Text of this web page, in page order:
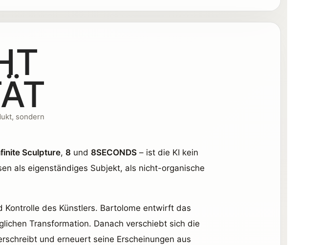
sondern
Sculpture, 8 und 8SECONDS – ist die KI kein
als eigenständiges Subjekt, als nicht-organische
des Künstlers. Bartolome entwirft das
Transformation. Danach verschiebt sich die
und erneuert seine Erscheinungen aus